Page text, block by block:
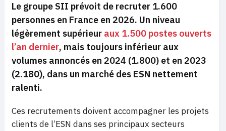
Le groupe SII prévoit de recruter 1.600
personnes en France en 2026. Un niveau
légèrement supérieur aux 1.500 postes ouverts
l’an dernier, mais toujours inférieur aux
volumes annoncés en 2024 (1.800) et en 2023
(2.180), dans un marché des ESN nettement
ralenti.
Ces recrutements doivent accompagner les projets
clients de l’ESN dans ses principaux secteurs